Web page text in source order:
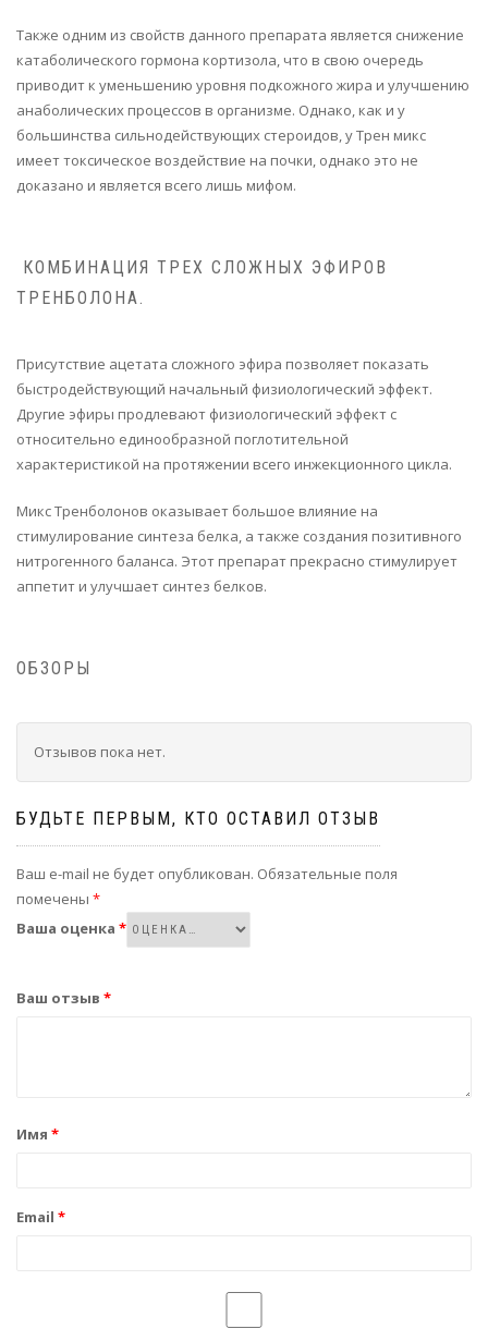
Также одним из свойств данного препарата является снижение
катаболического гормона кортизола, что в свою очередь
приводит к уменьшению уровня подкожного жира и улучшению
анаболических процессов в организме. Однако, как и у
большинства сильнодействующих стероидов, у Трен микс
имеет токсическое воздействие на почки, однако это не
доказано и является всего лишь мифом.
КОМБИНАЦИЯ ТРЕХ СЛОЖНЫХ ЭФИРОВ
ТРЕНБОЛОНА.
Присутствие ацетата сложного эфира позволяет показать
быстродействующий начальный физиологический эффект.
Другие эфиры продлевают физиологический эффект с
относительно единообразной поглотительной
характеристикой на протяжении всего инжекционного цикла.
Микс Тренболонов оказывает большое влияние на
стимулирование синтеза белка, а также создания позитивного
нитрогенного баланса. Этот препарат прекрасно стимулирует
аппетит и улучшает синтез белков.
ОБЗОРЫ
Отзывов пока нет.
БУДЬТЕ ПЕРВЫМ, КТО ОСТАВИЛ ОТЗЫВ
Ваш e-mail не будет опубликован. Обязательные поля
помечены *
Ваша оценка *
Ваш отзыв *
Имя *
Email *